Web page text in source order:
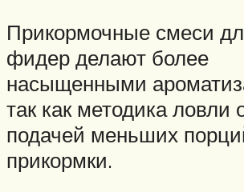
Прикормочные смеси
фидер делают более
насыщенными
так как методика ловли
подачей меньших
прикормки.